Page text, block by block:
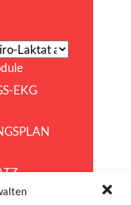
EKG